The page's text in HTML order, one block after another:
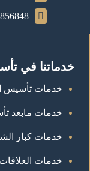
خدماتنا في
خدمات تأسيس
خدمات مابعد
خدمات كبار
خدمات